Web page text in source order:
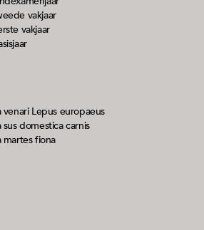
vakjaar
vakjaar
Lepus europaeus
domestica carnis
martes fiona